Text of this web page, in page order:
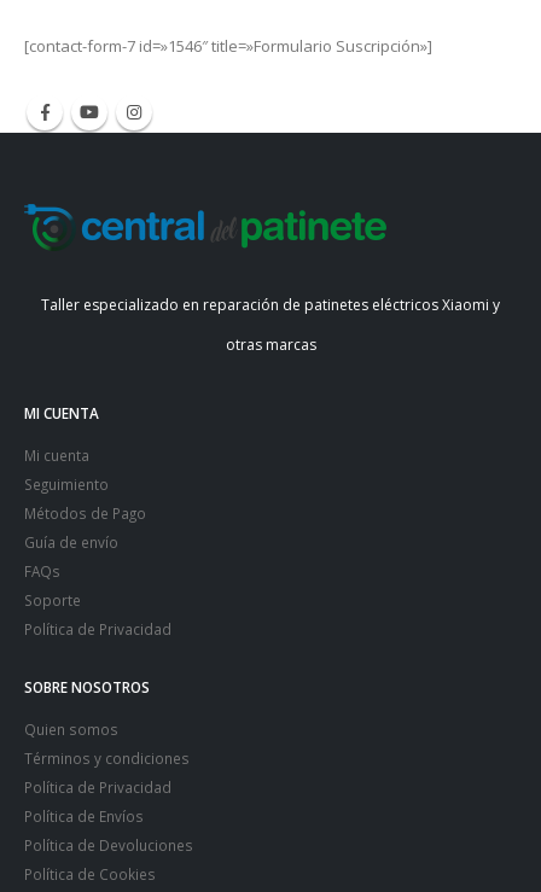
[contact-form-7 id=»1546″ title=»Formulario Suscripción»]
Taller especializado en reparación de patinetes eléctricos Xiaomi y
otras marcas
MI CUENTA
Mi cuenta
Seguimiento
Métodos de Pago
Guía de envío
FAQs
Soporte
Política de Privacidad
SOBRE NOSOTROS
Quien somos
Términos y condiciones
Política de Privacidad
Política de Envíos
Política de Devoluciones
Política de Cookies